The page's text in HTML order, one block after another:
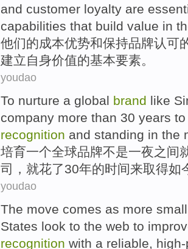
and customer loyalty are
capabilities that build value in
他们的成本优势和保持品牌认可
建立 自身价值的基本要素。
youdao
To nurture a global brand like
company more than 30 years to
recognition and standing in the
培育一个全球品牌不是一夜之间
司
， 就花了30年的时间来取得如
youdao
The move comes as more small
States look to the web to
recognition with a reliable,